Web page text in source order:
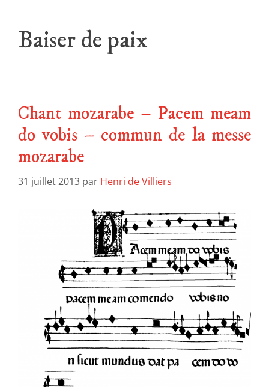
Baiser de paix
Chant mozarabe – Pacem meam
do vobis – commun de la messe
mozarabe
31 juillet 2013 par Henri de Villiers